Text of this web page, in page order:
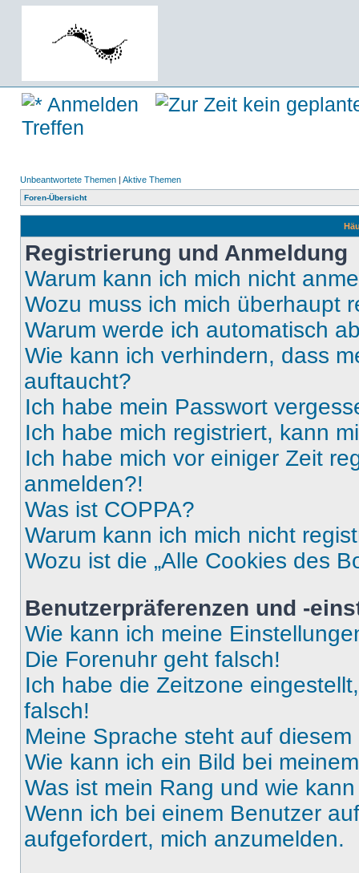
Anmelden
Treffen
Unbeantwortete Themen | Aktive Themen
Foren-Übersicht
Registrierung und Anmeldung
Warum kann ich mich nicht
Wozu muss ich mich überhaupt
Warum werde ich automatisch
Wie kann ich verhindern, dass
auftaucht?
Ich habe mein Passwort
Ich habe mich registriert, kann
Ich habe mich vor einiger Zeit
anmelden?!
Was ist COPPA?
Warum kann ich mich nicht
Wozu ist die „Alle Cookies des
Benutzerpräferenzen und -
Wie kann ich meine
Die Forenuhr geht falsch!
Ich habe die Zeitzone
falsch!
Meine Sprache steht auf
Wie kann ich ein Bild bei
Was ist mein Rang und wie
Wenn ich bei einem Benutzer
aufgefordert, mich anzumelden.